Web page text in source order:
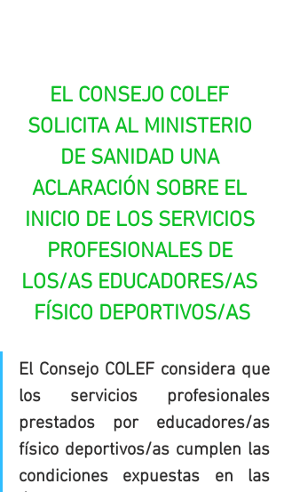
EL CONSEJO COLEF
SOLICITA AL MINISTERIO
DE SANIDAD UNA
ACLARACIÓN SOBRE EL
INICIO DE LOS SERVICIOS
PROFESIONALES DE
LOS/AS EDUCADORES/AS
FÍSICO DEPORTIVOS/AS
El Consejo COLEF considera que
los servicios profesionales
prestados por educadores/as
físico deportivos/as cumplen las
condiciones expuestas en las